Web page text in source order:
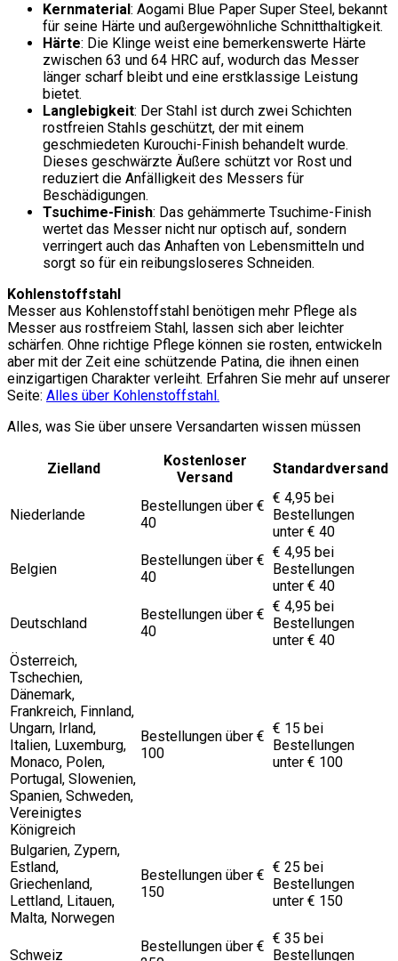
Kernmaterial : Aogami Blue Paper Super Steel, bekannt
für seine Härte und außergewöhnliche Schnitthaltigkeit.
Härte: Die Klinge weist eine bemerkenswerte Härte
zwischen 63 und 64 HRC auf, wodurch das Messer
länger scharf bleibt und eine erstklassige Leistung
bietet.
Langlebigkeit: Der Stahl ist durch zwei Schichten
rostfreien Stahls geschützt, der mit einem
geschmiedeten Kurouchi-Finish behandelt wurde.
Dieses geschwärzte Äußere schützt vor Rost und
reduziert die Anfälligkeit des Messers für
Beschädigungen.
Tsuchime-Finish: Das gehämmerte Tsuchime-Finish
wertet das Messer nicht nur optisch auf, sondern
verringert auch das Anhaften von Lebensmitteln und
sorgt so für ein reibungsloseres Schneiden.
Kohlenstoffstahl
Messer aus Kohlenstoffstahl benötigen mehr Pflege als
Messer aus rostfreiem Stahl, lassen sich aber leichter
schärfen. Ohne richtige Pflege können sie rosten, entwickeln
aber mit der Zeit eine schützende Patina, die ihnen einen
einzigartigen Charakter verleiht. Erfahren Sie mehr auf unserer
Seite: Alles über Kohlenstoffstahl.
Alles, was Sie über unsere Versandarten wissen müssen
Zielland
Kostenloser
Versand
Standardversand
Niederlande
Bestellungen über €
40
€ 4,95 bei
Bestellungen
unter € 40
Belgien
Bestellungen über €
40
€ 4,95 bei
Bestellungen
unter € 40
Deutschland
Bestellungen über €
40
€ 4,95 bei
Bestellungen
unter € 40
Österreich,
Tschechien,
Dänemark,
Frankreich, Finnland,
Ungarn, Irland,
Italien, Luxemburg,
Monaco, Polen,
Portugal, Slowenien,
Spanien, Schweden,
Vereinigtes
Königreich
Bestellungen über €
100
€ 15 bei
Bestellungen
unter € 100
Bulgarien, Zypern,
Estland,
Griechenland,
Lettland, Litauen,
Malta, Norwegen
Bestellungen über €
150
€ 25 bei
Bestellungen
unter € 150
Schweiz
Bestellungen über € € 35 bei
Bestellungen